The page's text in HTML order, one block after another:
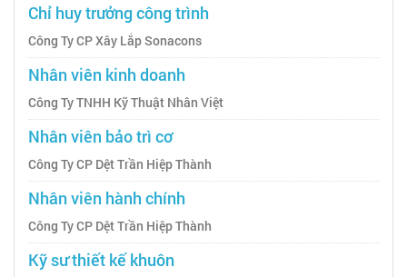
Chỉ huy trưởng công trình
Công Ty CP Xây Lắp Sonacons
Nhân viên kinh doanh
Công Ty TNHH Kỹ Thuật Nhân Việt
Nhân viên bảo trì cơ
Công Ty CP Dệt Trần Hiệp Thành
Nhân viên hành chính
Công Ty CP Dệt Trần Hiệp Thành
Kỹ sư thiết kế khuôn